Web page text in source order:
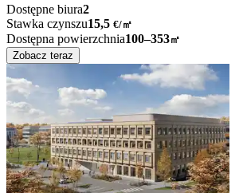
Dostępne biura2
Stawka czynszu15,5 €/㎡
Dostępna powierzchnia100–353㎡
Zobacz teraz